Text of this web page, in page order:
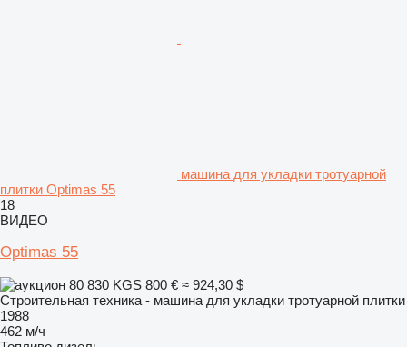
машина для укладки тротуарной
плитки Optimas 55
18
ВИДЕО
Optimas 55
80 830 KGS 800 € ≈ 924,30 $
Строительная техника - машина для укладки тротуарной плитки
1988
462 м/ч